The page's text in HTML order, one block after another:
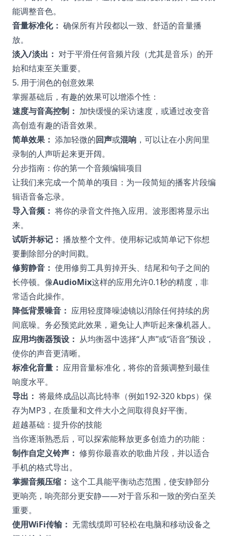
能调整音色。
音量标准化： 确保所有片段都以一致、舒适的音量播
放。
淡入/淡出： 对于平滑任何音频片段（尤其是音乐）的开
始和结束至关重要。
5. 用于润色的创意效果
掌握基础后，有趣的效果可以增添个性：
速度与音高控制： 加快缓慢的采访速度，或通过改变音
高创造有趣的语音效果。
简单效果： 添加轻微的回声或混响 ，可以让在小房间里
录制的人声听起来更开阔。
分步指南：你的第一个音频编辑项目
让我们来完成一个简单的项目：为一段简短的播客片段编
辑语音备忘录。
导入音频： 将你的录音文件拖入应用。波形图将显示出
来。
试听并标记： 播放整个文件。使用标记或简单记下你想
要删除部分的时间戳。
修剪静音： 使用修剪工具剪掉开头、结尾和句子之间的
长停顿。像AudioMix这样的应用允许0.1秒的精度，非
常适合此操作。
降低背景噪音： 应用轻度降噪滤镜以消除任何持续的房
间底噪。务必预览此效果，避免让人声听起来像机器人。
应用均衡器预设： 从均衡器中选择“人声”或“语音”预设，
使你的声音更清晰。
标准化音量： 应用音量标准化，将你的音频调整到最佳
响度水平。
导出： 将最终成品以高比特率（例如192-320 kbps）保
存为MP3，在质量和文件大小之间取得良好平衡。
超越基础：提升你的技能
当你逐渐熟悉后，可以探索能释放更多创造力的功能：
制作自定义铃声： 修剪你最喜欢的歌曲片段，并以适合
手机的格式导出。
掌握音频压缩： 这个工具能平衡动态范围，使安静部分
更响亮，响亮部分更安静——对于音乐和一致的旁白至关
重要。
使用WiFi传输： 无需线缆即可轻松在电脑和移动设备之